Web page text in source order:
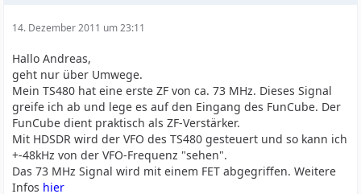
14. Dezember 2011 um 23:11
Hallo Andreas,
geht nur über Umwege.
Mein TS480 hat eine erste ZF von ca. 73 MHz. Dieses Signal
greife ich ab und lege es auf den Eingang des FunCube. Der
FunCube dient praktisch als ZF-Verstärker.
Mit HDSDR wird der VFO des TS480 gesteuert und so kann ich
+-48kHz von der VFO-Frequenz "sehen".
Das 73 MHz Signal wird mit einem FET abgegriffen. Weitere
Infos hier